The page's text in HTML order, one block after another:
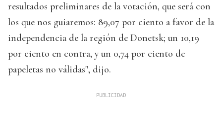
resultados preliminares de la votación, que será con
los que nos guiaremos: 89,07 por ciento a favor de la
independencia de la región de Donetsk; un 10,19
por ciento en contra, y un 0,74 por ciento de
papeletas no válidas", dijo.